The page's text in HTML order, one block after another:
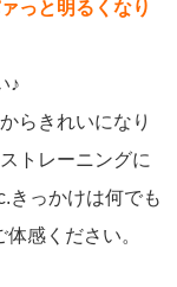
っと明るくなり
♪
らきれいになり
トレーニングに
きっかけは何でも
感ください。